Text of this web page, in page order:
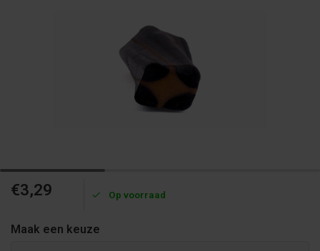
€3,29 Op voorraad
Maak een keuze